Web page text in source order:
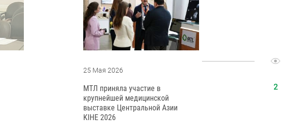
25 Мая 2026
МТЛ приняла участие в
крупнейшей медицинской
выставке Центральной Азии
KIHE 2026